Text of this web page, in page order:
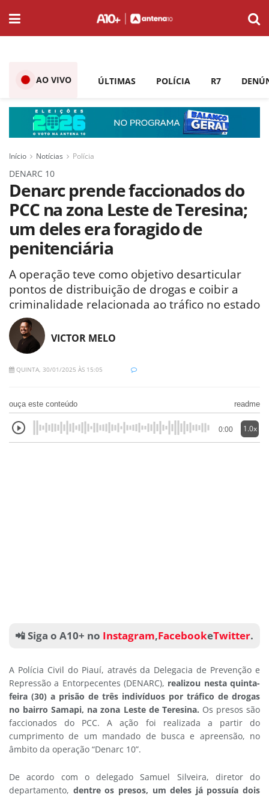
AO VIVO ÚLTIMAS POLÍCIA R7
Início Notícias Polícia
DENARC 10
Denarc prende faccionados do
PCC na zona Leste de Teresina;
um deles era foragido de
penitenciária
A operação teve como objetivo desarticular
pontos de distribuição de drogas e coibir a
criminalidade relacionada ao tráfico no estado
VICTOR MELO
QUINTA, 30/01/2025 ÀS 15:05
ouça este conteúdo readme
0:00 1.0x
📲 Siga o A10+ no Instagram,FacebookeTwitter.
A Polícia Civil do Piauí, através da Delegacia de Prevenção e
Repressão a Entorpecentes (DENARC), realizou nesta quinta-
feira (30) a prisão de três indivíduos por tráfico de drogas
no bairro Samapi, na zona Leste de Teresina. Os presos são
faccionados do PCC. A ação foi realizada a partir do
cumprimento de um mandado de busca e apreensão, no
âmbito da operação “Denarc 10”.
De acordo com o delegado Samuel Silveira, diretor do
departamento, dentre os presos, um deles já possuía dois